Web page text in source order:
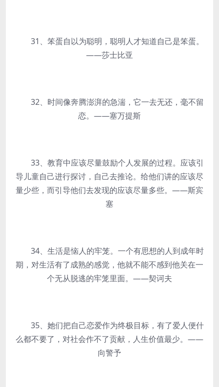
31、笨蛋自以为聪明，聪明人才知道自己是笨蛋。
——莎士比亚
32、时间像奔腾澎湃的急湍，它一去无还，毫不留
恋。——塞万提斯
33、教育中应该尽量鼓励个人发展的过程。应该引
导儿童自己进行探讨，自己去推论。给他们讲的应该尽
量少些，而引导他们去发现的应该尽量多些。——斯宾
塞
34、生活是恼人的牢笼。一个有思想的人到成年时
期，对生活有了成熟的感觉，他就不能不感到他关在一
个无从脱逃的牢笼里面。——契诃夫
35、她们把自己恋爱作为终极目标，有了爱人便什
么都不要了，对社会作不了贡献，人生价值最少。——
向警予